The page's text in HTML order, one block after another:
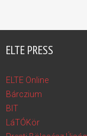
ELTE PRESS
ELTE Online
Bárczium
BIT
LáTÓKör